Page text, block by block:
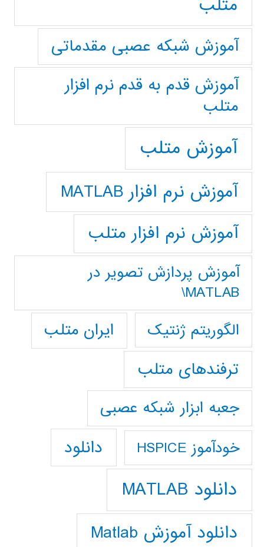
متلب
آموزش شبکه عصبی مقدماتی
آموزش قدم به قدم نرم افزار
متلب
آموزش متلب
آموزش نرم افزار MATLAB
آموزش نرم افزار متلب
آموزش پردازش تصوير در
MATLAB\
الگوریتم ژنتیک
ایران متلب
ترفندهای متلب
جعبه ابزار شبکه عصبی
خودآموز HSPICE دانلود
دانلود MATLAB
دانلود آموزش Matlab